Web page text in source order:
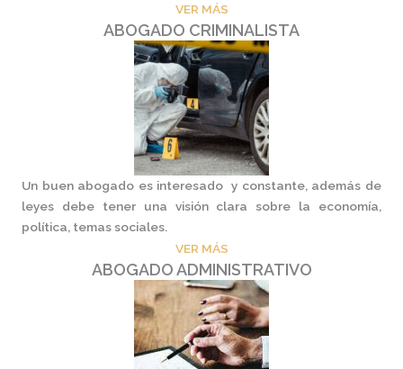
VER MÁS
ABOGADO CRIMINALISTA
Un buen abogado es interesado y constante, además de
leyes debe tener una visión clara sobre la economía,
política, temas sociales.
VER MÁS
ABOGADO ADMINISTRATIVO